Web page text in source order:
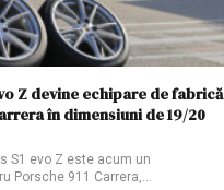
Z devine echipare de fabrică
în dimensiuni de 19/20
S1 evo Z este acum un
Porsche 911 Carrera,…